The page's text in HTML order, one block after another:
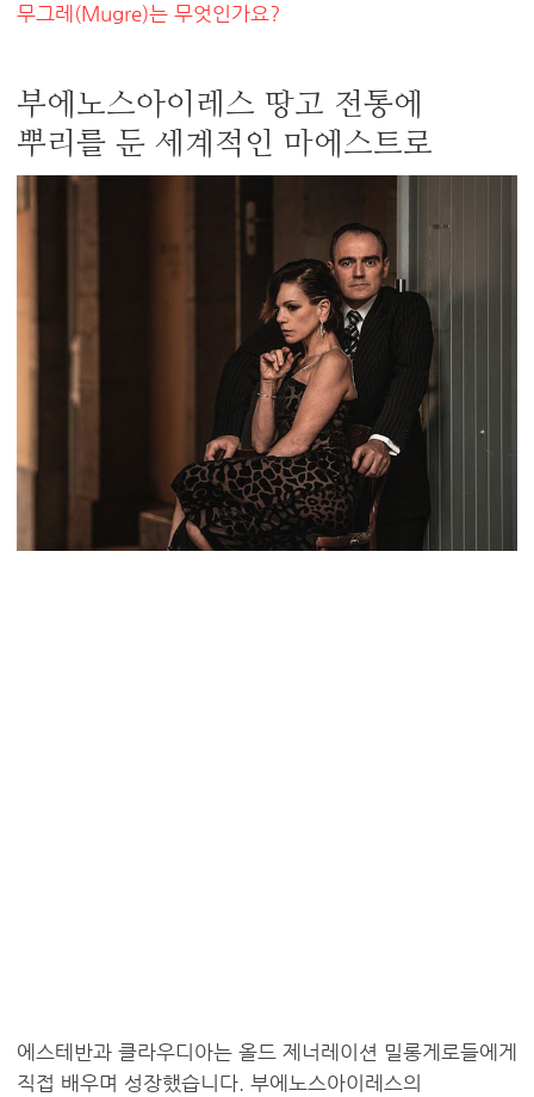
무그레(Mugre)는 무엇인가요?
부에노스아이레스 땅고 전통에
뿌리를 둔 세계적인 마에스트로
에스테반과 클라우디아는 올드 제너레이션 밀롱게로들에게
직접 배우며 성장했습니다. 부에노스아이레스의